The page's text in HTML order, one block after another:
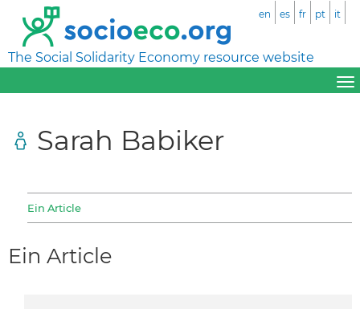
The Social Solidarity Economy resource website
en es fr pt it
Sarah Babiker
Ein Article
Ein Article